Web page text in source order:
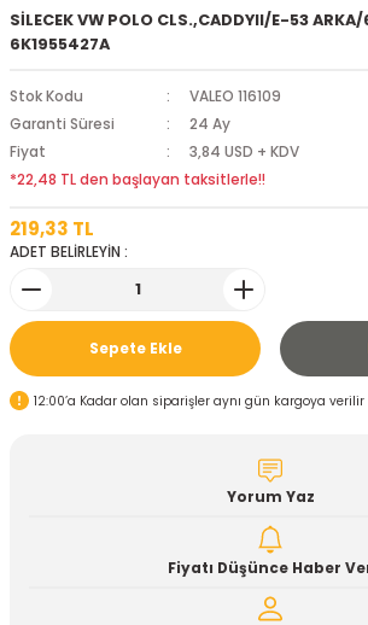
SİLECEK VW POLO CLS.,CADDYII/E-53
6K1955427A
Stok Kodu
VALEO 116109
Garanti Süresi
24 Ay
Fiyat
3,84 USD + KDV
*22,48 TL den başlayan taksitlerle!!
219,33 TL
ADET BELİRLEYİN :
Sepete Ekle
12:00’a Kadar olan siparişler aynı gün kargoya verilir
Yorum Yaz
Fiyatı Düşünce Haber